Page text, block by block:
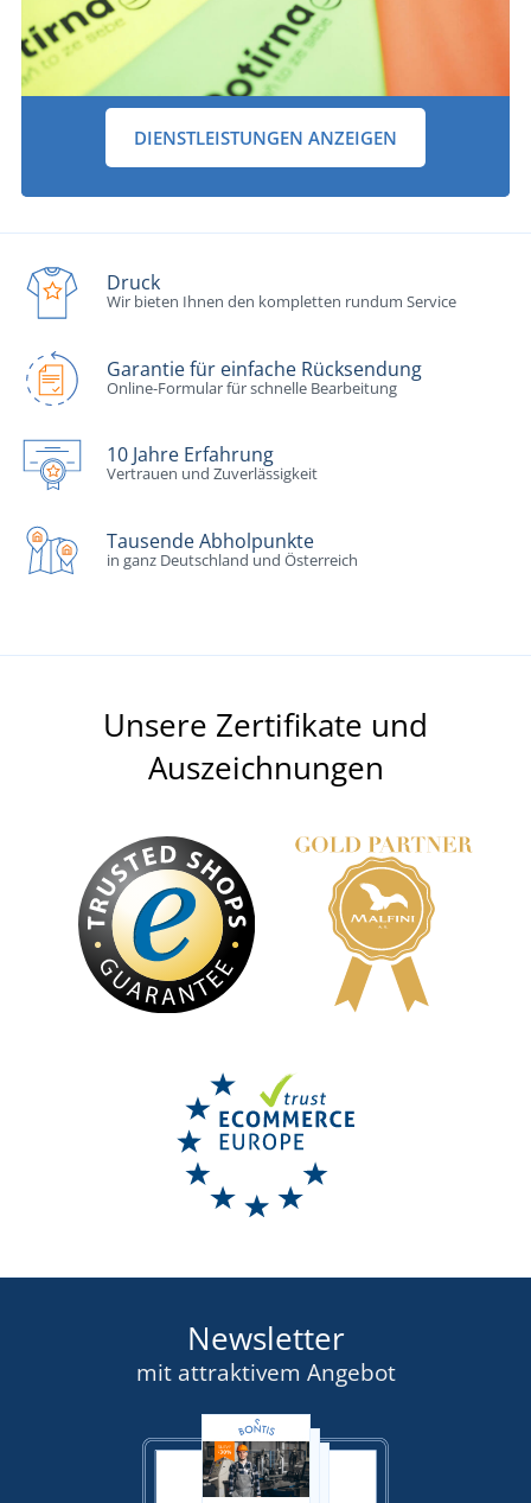
DIENSTLEISTUNGEN ANZEIGEN
Druck
Wir bieten Ihnen den kompletten rundum Service
Garantie für einfache Rücksendung
Online-Formular für schnelle Bearbeitung
10 Jahre Erfahrung
Vertrauen und Zuverlässigkeit
Tausende Abholpunkte
in ganz Deutschland und Österreich
Unsere Zertifikate und
Auszeichnungen
Newsletter
mit attraktivem Angebot